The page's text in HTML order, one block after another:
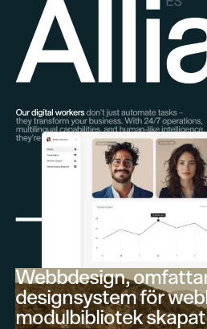
Webbdesign,
designsystem för
modulbibliotek skapat